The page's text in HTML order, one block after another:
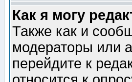
Как я могу
Также как и
модераторы или
перейдите к